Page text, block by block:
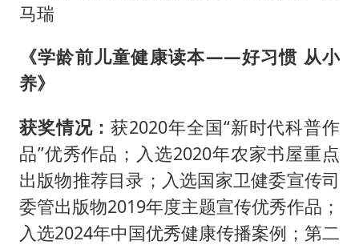
马瑞
《学龄前儿童健康读本——好习惯 从小
养》
获奖情况：获2020年全国“新时代科普作
品”优秀作品；入选2020年农家书屋重点
出版物推荐目录；入选国家卫健委宣传司
委管出版物2019年度主题宣传优秀作品；
入选2024年中国优秀健康传播案例；第二